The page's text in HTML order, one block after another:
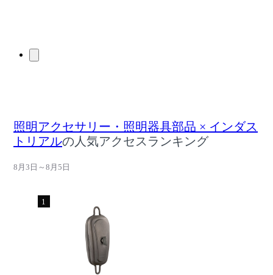
照明アクセサリー・照明器具部品 × インダス
トリアルの人気アクセスランキング
8月3日～8月5日
1